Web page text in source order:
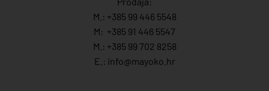
M.: +385 99 446 5548
M: +385 91 446 5547
M.: +385 99 702 8258
E.: info@mayoko. hr